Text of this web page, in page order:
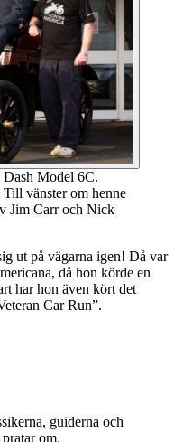
Model 6C.
vänster om henne
Jim Carr och Nick
ut på vägarna igen! Då var
då hon körde en
har hon även kört det
Car Run”.
guiderna och
om.